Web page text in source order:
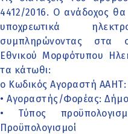
4412/2016. Ο ανάδοχος θα
υποχρεωτικά
συμπληρώνοντας στα
Εθνικού Μορφότυπου
τα κάτωθι:
o Κωδικός Αγοραστή ΑΑΗΤ:
• Αγοραστής/Φορέας:
• Τύπος
Προϋπολογισμοί